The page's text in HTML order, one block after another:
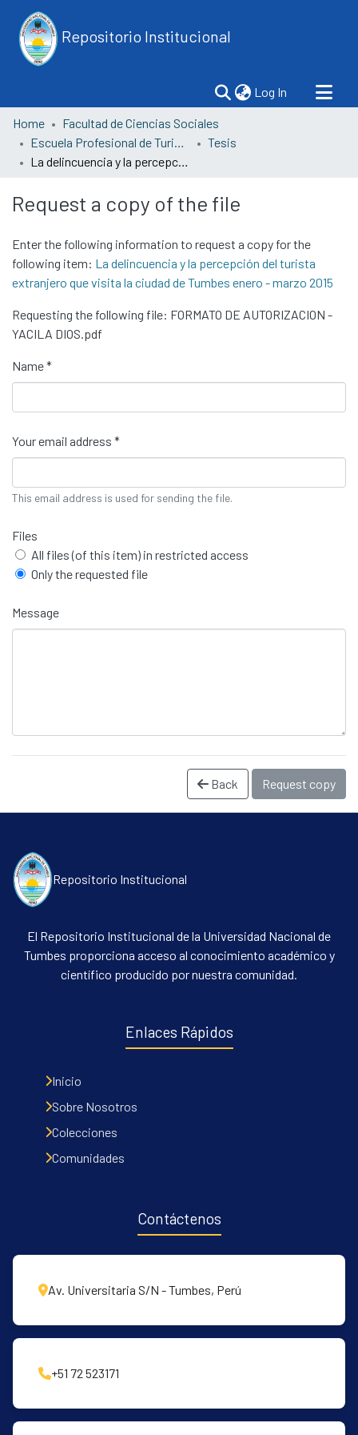
Repositorio Institucional
Log In (current)
All of DSpace
Statistics
Home
Facultad de Ciencias Sociales
Escuela Profesional de Turismo
Tesis
La delincuencia y la percepción del turista extranjero que visita la ciudad de Tumbes enero - marzo 2015
Request a copy of the file
Enter the following information to request a copy for the
following item: La delincuencia y la percepción del turista
extranjero que visita la ciudad de Tumbes enero - marzo 2015
Requesting the following file: FORMATO DE AUTORIZACION -
YACILA DIOS.pdf
Name *
Your email address *
This email address is used for sending the file.
Files
All files (of this item) in restricted access
Only the requested file
Message
Back Request copy
Repositorio Institucional
El Repositorio Institucional de la Universidad Nacional de
Tumbes proporciona acceso al conocimiento académico y
científico producido por nuestra comunidad.
Enlaces Rápidos
Inicio
Sobre Nosotros
Colecciones
Comunidades
Contáctenos
Av. Universitaria S/N - Tumbes, Perú
+51 72 523171